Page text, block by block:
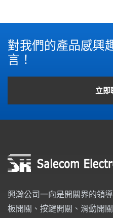
對我們的產品感興
言！
立即
興瀚公司一向是開關界的領
板開關、按鍵開關、滑動開